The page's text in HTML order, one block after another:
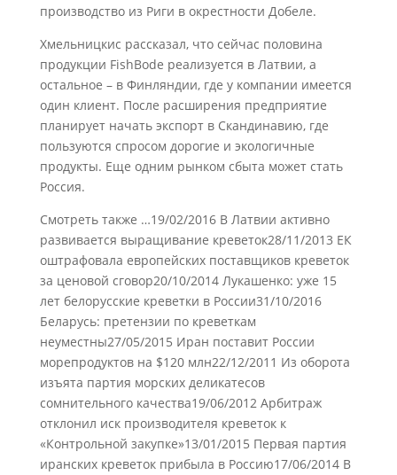
производство из Риги в окрестности Добеле.
Хмельницкис рассказал, что сейчас половина
продукции FishBode реализуется в Латвии, а
остальное – в Финляндии, где у компании имеется
один клиент. После расширения предприятие
планирует начать экспорт в Скандинавию, где
пользуются спросом дорогие и экологичные
продукты. Еще одним рынком сбыта может стать
Россия.
Смотреть также …19/02/2016 В Латвии активно
развивается выращивание креветок28/11/2013 ЕК
оштрафовала европейских поставщиков креветок
за ценовой сговор20/10/2014 Лукашенко: уже 15
лет белорусские креветки в России31/10/2016
Беларусь: претензии по креветкам
неуместны27/05/2015 Иран поставит России
морепродуктов на $120 млн22/12/2011 Из оборота
изъята партия морских деликатесов
сомнительного качества19/06/2012 Арбитраж
отклонил иск производителя креветок к
«Контрольной закупке»13/01/2015 Первая партия
иранских креветок прибыла в Россию17/06/2014 В